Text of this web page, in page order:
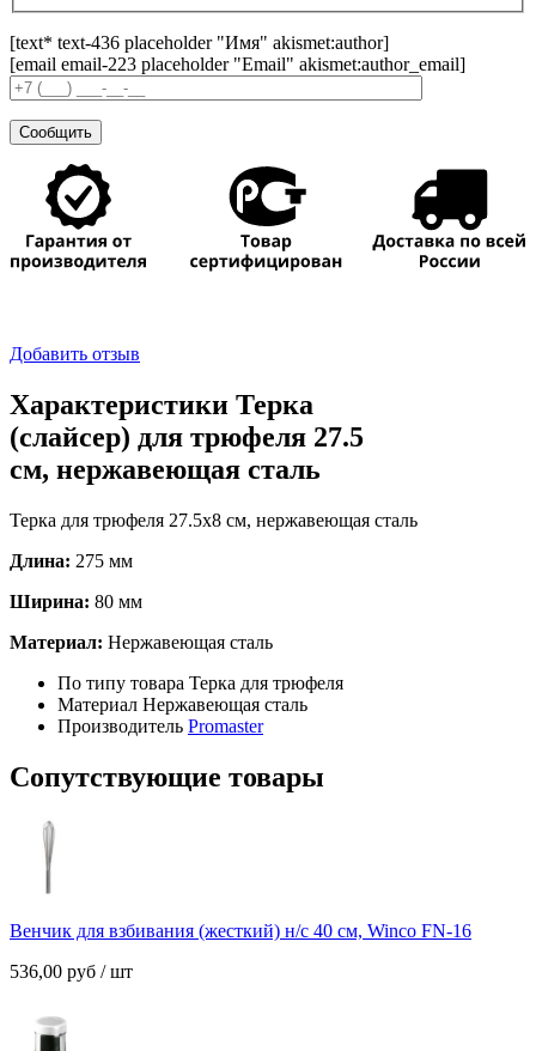
[text* text-436 placeholder "Имя" akismet:author]
[email email-223 placeholder "Email" akismet:author_email]
Добавить отзыв
Характеристики Терка
(слайсер) для трюфеля 27.5
см, нержавеющая сталь
Терка для трюфеля 27.5х8 см, нержавеющая сталь
Длина: 275 мм
Ширина: 80 мм
Материал: Нержавеющая сталь
По типу товара Терка для трюфеля
Материал Нержавеющая сталь
Производитель Promaster
Сопутствующие товары
Венчик для взбивания (жесткий) н/с 40 см, Winco FN-16
536,00 руб / шт